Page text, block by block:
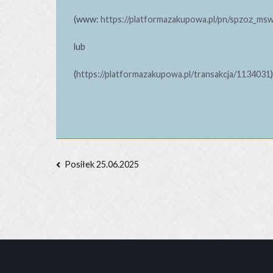
(www: https://platformazakupowa.pl/pn/
lub
(https://platformazakupowa.pl/transakcja/1134031)
Nawigacja
Posiłek 25.06.2025